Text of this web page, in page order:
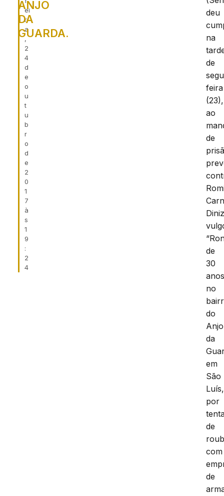
ei
r
a
,
2
4
d
e
o
u
t
u
b
r
o
d
e
2
0
1
7
à
s
1
9
:
2
4
ANJO
DA
GUARDA.
deu
na
de
feira
(23),
ao
de
de
30
no
do
Anjo
da
em
São
Luís,
por
de
com
de